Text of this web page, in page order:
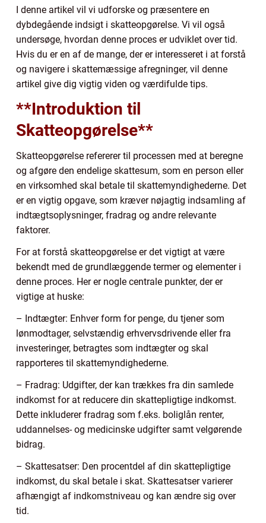
I denne artikel vil vi udforske og præsentere en
dybdegående indsigt i skatteopgørelse. Vi vil også
undersøge, hvordan denne proces er udviklet over tid.
Hvis du er en af de mange, der er interesseret i at forstå
og navigere i skattemæssige afregninger, vil denne
artikel give dig vigtig viden og værdifulde tips.
**Introduktion til
Skatteopgørelse**
Skatteopgørelse refererer til processen med at beregne
og afgøre den endelige skattesum, som en person eller
en virksomhed skal betale til skattemyndighederne. Det
er en vigtig opgave, som kræver nøjagtig indsamling af
indtægtsoplysninger, fradrag og andre relevante
faktorer.
For at forstå skatteopgørelse er det vigtigt at være
bekendt med de grundlæggende termer og elementer i
denne proces. Her er nogle centrale punkter, der er
vigtige at huske:
– Indtægter: Enhver form for penge, du tjener som
lønmodtager, selvstændig erhvervsdrivende eller fra
investeringer, betragtes som indtægter og skal
rapporteres til skattemyndighederne.
– Fradrag: Udgifter, der kan trækkes fra din samlede
indkomst for at reducere din skattepligtige indkomst.
Dette inkluderer fradrag som f.eks. boliglån renter,
uddannelses- og medicinske udgifter samt velgørende
bidrag.
– Skattesatser: Den procentdel af din skattepligtige
indkomst, du skal betale i skat. Skattesatser varierer
afhængigt af indkomstniveau og kan ændre sig over
tid.